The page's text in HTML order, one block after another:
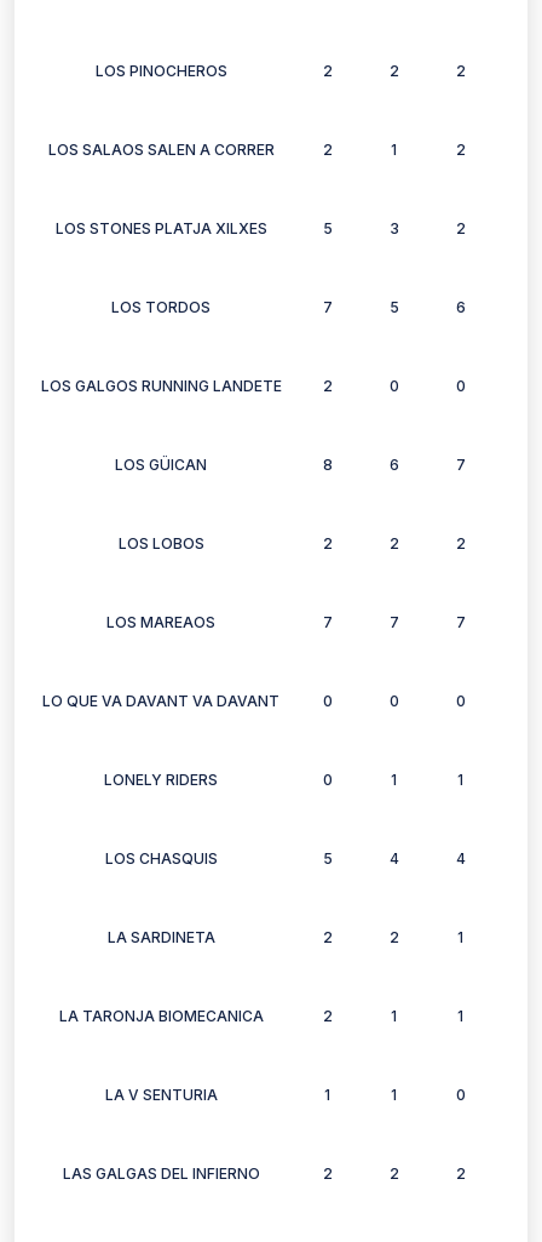
LOS PINOCHEROS 2 2 2
LOS SALAOS SALEN A CORRER 2 1 2
LOS STONES PLATJA XILXES 5 3 2
LOS TORDOS 7 5 6
LOS GALGOS RUNNING LANDETE 2 0 0
LOS GÜICAN 8 6 7
LOS LOBOS 2 2 2
LOS MAREAOS 7 7 7
LO QUE VA DAVANT VA DAVANT 0 0 0
LONELY RIDERS 0 1 1
LOS CHASQUIS 5 4 4
LA SARDINETA 2 2 1
LA TARONJA BIOMECANICA 2 1 1
LA V SENTURIA 1 1 0
LAS GALGAS DEL INFIERNO 2 2 2